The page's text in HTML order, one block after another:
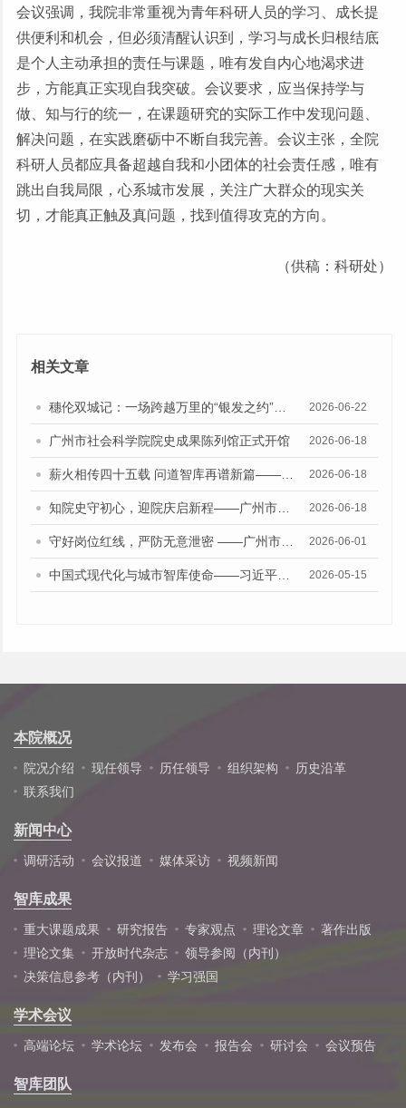
会议强调，我院非常重视为青年科研人员的学习、成长提
供便利和机会，但必须清醒认识到，学习与成长归根结底
是个人主动承担的责任与课题，唯有发自内心地渴求进
步，方能真正实现自我突破。会议要求，应当保持学与
做、知与行的统一，在课题研究的实际工作中发现问题、
解决问题，在实践磨砺中不断自我完善。会议主张，全院
科研人员都应具备超越自我和小团体的社会责任感，唯有
跳出自我局限，心系城市发展，关注广大群众的现实关
切，才能真正触及真问题，找到值得攻克的方向。
（供稿：科研处）
相关文章
2026-06-22
广州市社会科学院院史成果陈列馆正式开馆 2026-06-18
2026-06-18
2026-06-18
2026-06-01
2026-05-15
本院概况
院况介绍 现任领导 历任领导 组织架构
历史沿革
联系我们
新闻中心
调研活动 会议报道 媒体采访 视频新闻
智库成果
重大课题成果 研究报告 专家观点 理论文章
著作出版
理论文集
开放时代杂志
领导参阅（内刊）
决策信息参考（内刊）
学习强国
学术会议
高端论坛 学术论坛 发布会 报告会 研讨会 会议预告
智库团队